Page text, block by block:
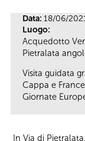
Data: 18/06/
Luogo:
Acquedotto
Pietralata
Visita guidata
Cappa e
Giornate
In Via di